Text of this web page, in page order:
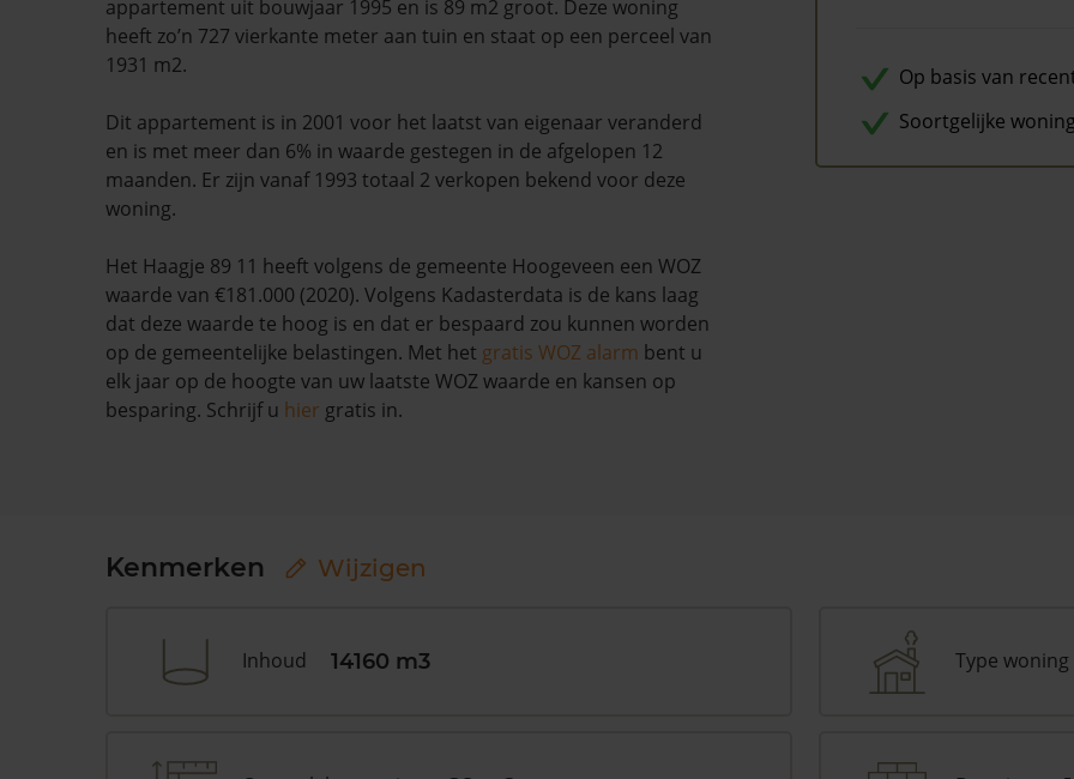
appartement uit bouwjaar 1995 en is 89 m2 groot. Deze woning
heeft zo’n 727 vierkante meter aan tuin en staat op een perceel van
1931 m2.
Dit appartement is in 2001 voor het laatst van eigenaar veranderd
en is met meer dan 6% in waarde gestegen in de afgelopen 12
maanden. Er zijn vanaf 1993 totaal 2 verkopen bekend voor deze
woning.
Het Haagje 89 11 heeft volgens de gemeente Hoogeveen een WOZ
waarde van €181.000 (2020). Volgens Kadasterdata is de kans laag
dat deze waarde te hoog is en dat er bespaard zou kunnen worden
op de gemeentelijke belastingen. Met het gratis WOZ alarm bent u
elk jaar op de hoogte van uw laatste WOZ waarde en kansen op
besparing. Schrijf u hier gratis in.
Op basis van
Soortgelijke
Kenmerken Wijzigen
Inhoud 14160 m3 Type woning